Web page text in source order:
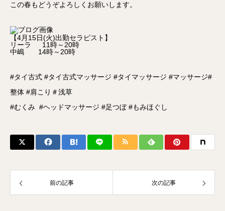
この春もどうぞよろしくお願いします。
【4月15日(火)出勤セラピスト】
リーラ 11時～20時
中嶋 14時～20時
#タイ古式 #タイ古式マッサージ #タイマッサージ #マッサージ#
整体 #肩こり＃浅草
#むくみ #ヘッドマッサージ #足つぼ #もみほぐし
前の記事 次の記事